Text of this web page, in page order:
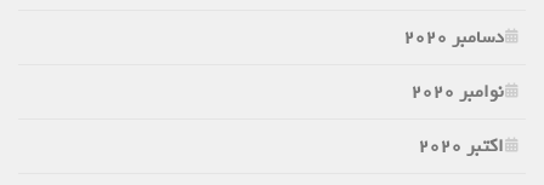
دسامبر 2020
نوامبر 2020
اکتبر 2020